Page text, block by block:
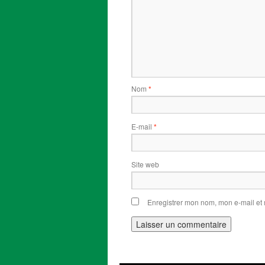
Nom *
E-mail *
Site web
Enregistrer mon nom, mon e-mail